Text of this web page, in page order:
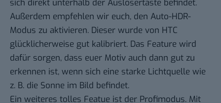
sich direkt unterhalb der Auslösertaste befindet.
Außerdem empfehlen wir euch, den Auto-HDR-
Modus zu aktivieren. Dieser wurde von HTC
glücklicherweise gut kalibriert. Das Feature wird
dafür sorgen, dass euer Motiv auch dann gut zu
erkennen ist, wenn sich eine starke Lichtquelle wie
z. B. die Sonne im Bild befindet.
Ein weiteres tolles Featue ist der Profimodus. Mit